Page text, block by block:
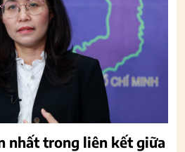
nhất trong liên kết giữa